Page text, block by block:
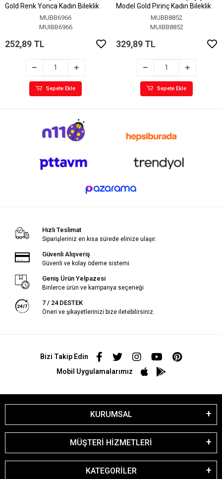
Gold Renk Yonca Kadın Bileklik
MUBB6966
MUIBB6966
252,89 TL
Sepete Ekle
Model Gold Pirinç Kadın Bileklik
MUBB8852
MUIBB8852
329,89 TL
Sepete Ekle
Hızlı Teslimat
Siparişleriniz en kısa sürede elinize ulaşır.
Güvenli Alışveriş
Güvenli ve kolay ödeme sistemi
Geniş Ürün Yelpazesi
Binlerce ürün ve kampanya seçeneği
7 / 24 DESTEK
Öneri ve şikayetlerinizi bize iletebilirsiniz.
Bizi Takip Edin
Mobil Uygulamalarımız
KURUMSAL
MÜŞTERİ HİZMETLERİ
KATEGORİLER